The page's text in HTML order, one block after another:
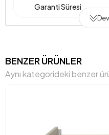
Garanti Süresi
Anarenk
BENZER ÜRÜNLER
Aynı kategorideki benzer